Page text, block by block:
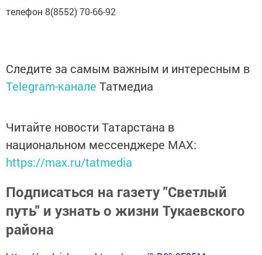
телефон 8(8552) 70-66-92
Следите за самым важным и интересным в
Telegram-канале Татмедиа
Читайте новости Татарстана в
национальном мессенджере MАХ:
https://max.ru/tatmedia
Подписаться на газету "Светлый
путь" и узнать о жизни Тукаевского
района